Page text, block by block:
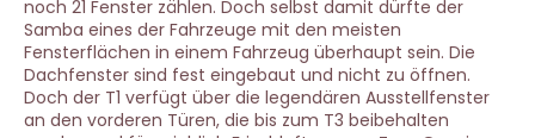
noch 21 Fenster zählen. Doch selbst damit dürfte der
Samba eines der Fahrzeuge mit den meisten
Fensterflächen in einem Fahrzeug überhaupt sein. Die
Dachfenster sind fest eingebaut und nicht zu öffnen.
Doch der T1 verfügt über die legendären Ausstellfenster
an den vorderen Türen, die bis zum T3 beibehalten